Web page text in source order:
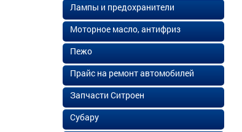
Лампы и предохранители
Моторное масло, антифриз
Пежо
Прайс на ремонт автомобилей
Запчасти Ситроен
Субару